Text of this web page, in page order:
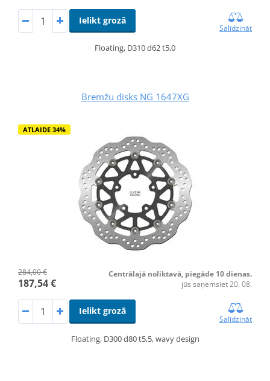
Ielikt grozā
Salīdzināt
Floating, D310 d62 t5,0
Bremžu disks NG 1647XG
ATLAIDE 34%
284,00 €
187,54 €
Centrālajā noliktavā, piegāde 10 dienas.
jūs saņemsiet 20. 08.
Ielikt grozā
Salīdzināt
Floating, D300 d80 t5,5, wavy design